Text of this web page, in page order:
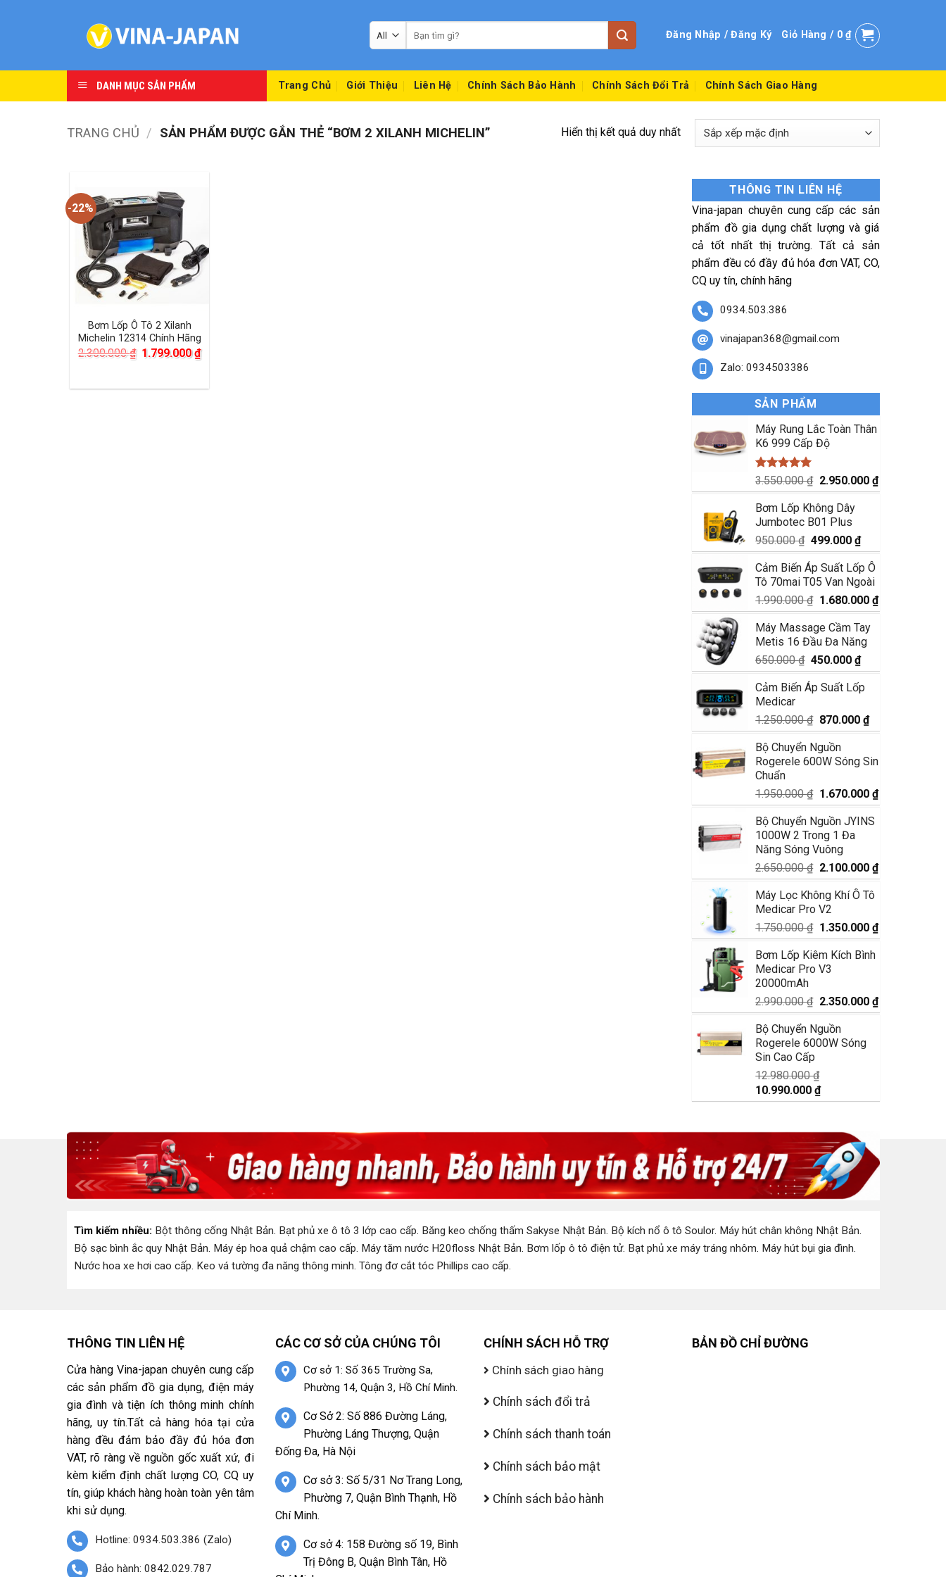
kiếm:
Đăng Nhập / Đăng Ký Giỏ Hàng / 0₫
DANH MỤC SẢN PHẨM Trang Chủ Giới Thiệu Liên Hệ Chính Sách Bảo Hành Chính Sách Đổi Trả Chính Sách Giao Hàng
TRANG CHỦ / SẢN PHẨM ĐƯỢC GẮN THẺ “BƠM 2 XILANH MICHELIN” Hiển thị kết quả duy nhất
-22%
Bơm Lốp Ô Tô 2 Xilanh
Michelin 12314 Chính Hãng
2.300.000₫ Giá
2.300.000 ₫.
1.799.000₫Giá
hiện
là:
THÔNG TIN LIÊN HỆ
Vina-japan chuyên cung cấp các sản
phẩm đồ gia dụng chất lượng và giá
cả tốt nhất thị trường. Tất cả sản
phẩm đều có đầy đủ hóa đơn VAT, CO,
CQ uy tín, chính hãng
0934.503.386
vinajapan368@gmail.com
Zalo: 0934503386
SẢN PHẨM
Máy Rung Lắc Toàn Thân
K6 999 Cấp Độ
Được xếp
hạng5.00
5 sao
3.550.000₫ Giá
gốc
là:
3.550.000 ₫.
2.950.000₫Giá
hiện
Bơm Lốp Không Dây
Jumbotec B01 Plus
950.000₫ Giá
gốc
là:
950.000 ₫.
499.000₫Giá
hiện
tại
là:
499.000 ₫.
Cảm Biến Áp Suất Lốp Ô
Tô 70mai T05 Van Ngoài
1.990.000₫ Giá
gốc
là:
1.990.000 ₫.
1.680.000₫Giá
hiện
Máy Massage Cầm Tay
Metis 16 Đầu Đa Năng
650.000₫ Giá
gốc
là:
450.000₫Giá
hiện
tại
450.000 ₫.
Cảm Biến Áp Suất Lốp
Medicar
1.250.000₫ Giá
gốc
là:
1.250.000 ₫.
870.000₫Giá
hiện
là:
Bộ Chuyển Nguồn
Rogerele 600W Sóng Sin
Chuẩn
1.950.000₫ Giá
gốc
là:
1.950.000 ₫.
1.670.000₫Giá
hiện
Bộ Chuyển Nguồn JYINS
1000W 2 Trong 1 Đa
Năng Sóng Vuông
2.650.000₫ Giá
gốc
là:
2.650.000 ₫.
2.100.000₫Giá
hiện
2.100.000 ₫.
Máy Lọc Không Khí Ô Tô
Medicar Pro V2
1.750.000₫ Giá
gốc
là:
1.750.000 ₫.
1.350.000₫Giá
hiện
Bơm Lốp Kiêm Kích Bình
Medicar Pro V3
20000mAh
2.990.000₫ Giá
gốc
là:
2.990.000 ₫.
2.350.000₫Giá
hiện
Bộ Chuyển Nguồn
Rogerele 6000W Sóng
Sin Cao Cấp
12.980.000₫
Giá
gốc
12.980.000 ₫.
10.990.000₫Giá
hiện
là:
10.990.000 ₫.
Tìm kiếm nhiều: Bột thông cống Nhật Bản. Bạt phủ xe ô tô 3 lớp cao cấp. Băng keo chống thấm Sakyse Nhật Bản. Bộ kích nổ ô tô Soulor. Máy hút chân không Nhật Bản.
Bộ sạc bình ắc quy Nhật Bản. Máy ép hoa quả chậm cao cấp. Máy tăm nước H20floss Nhật Bản. Bơm lốp ô tô điện tử. Bạt phủ xe máy tráng nhôm. Máy hút bụi gia đình.
Nước hoa xe hơi cao cấp. Keo vá tường đa năng thông minh. Tông đơ cắt tóc Phillips cao cấp.
THÔNG TIN LIÊN HỆ
Cửa hàng Vina-japan chuyên cung cấp
các sản phẩm đồ gia dụng, điện máy
gia đình và tiện ích thông minh chính
hãng, uy tín.Tất cả hàng hóa tại cửa
hàng đều đảm bảo đầy đủ hóa đơn
VAT, rõ ràng về nguồn gốc xuất xứ, đi
kèm kiểm định chất lượng CO, CQ uy
tín, giúp khách hàng hoàn toàn yên tâm
khi sử dụng.
Hotline: 0934.503.386 (Zalo)
Bảo hành: 0842.029.787
CÁC CƠ SỞ CỦA CHÚNG TÔI
Cơ sở 1: Số 365 Trường Sa,
Phường 14, Quận 3, Hồ Chí Minh.
Cơ Sở 2: Số 886 Đường Láng,
Phường Láng Thượng, Quận
Đống Đa, Hà Nội
Cơ sở 3: Số 5/31 Nơ Trang Long,
Phường 7, Quận Bình Thạnh, Hồ
Chí Minh.
Cơ sở 4: 158 Đường số 19, Bình
Trị Đông B, Quận Bình Tân, Hồ
CHÍNH SÁCH HỖ TRỢ
Chính sách giao hàng
Chính sách đổi trả
Chính sách thanh toán
Chính sách bảo mật
Chính sách bảo hành
BẢN ĐỒ CHỈ ĐƯỜNG